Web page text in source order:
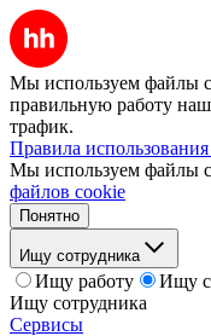
Мы используем файлы
правильную работу
трафик.
Правила
Мы используем файлы
файлов cookie
Понятно
Ищу сотрудника
Ищу работу
Ищу
Ищу сотрудника
Сервисы